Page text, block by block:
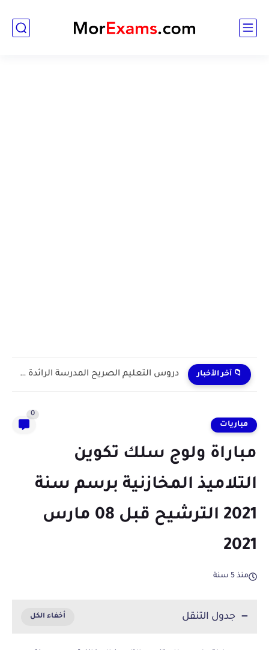
📁 آخر الأخبار دروس التعليم الصريح المدرسة الرائدة 2024/2025 enseignement explicite
مباريات
0
مباراة ولوج سلك تكوين
التلاميذ المخازنية برسم سنة
2021 الترشيح قبل 08 مارس
2021
منذ 5 سنة
جدول التنقل